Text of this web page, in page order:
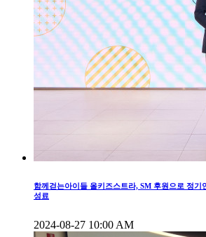
함께걷는아이들 올키즈스트라, SM 후원으로 정
성료
2024-08-27 10:00 AM